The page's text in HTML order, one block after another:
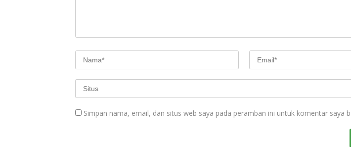
Simpan nama, email, dan situs web saya pada peramban ini untuk komentar saya